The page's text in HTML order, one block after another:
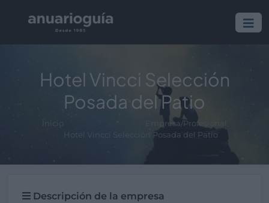
Hotel Vincci Selección
Posada del Patio
Inicio
Empresa/Profesional
Hotel Vincci Selección Posada del Patio
Descripción de la empresa